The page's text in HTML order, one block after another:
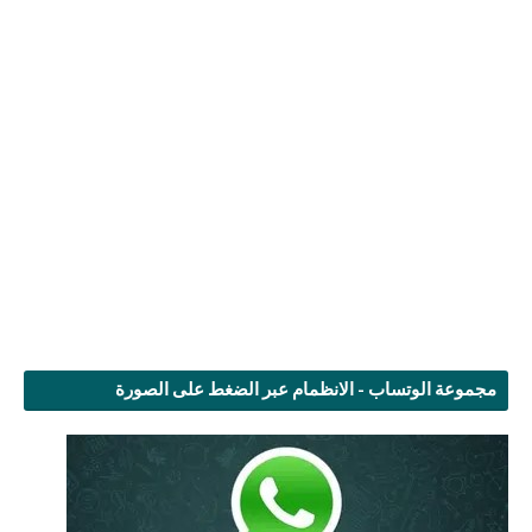
مجموعة الوتساب - الانظمام عبر الضغط على الصورة